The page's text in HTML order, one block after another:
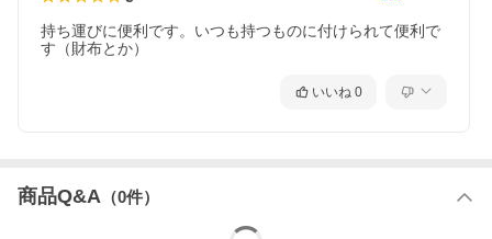
持ち運びに便利です。いつも持つものに付けられて便利で
す（財布とか）
いいね 0
商品Q&A （0件）